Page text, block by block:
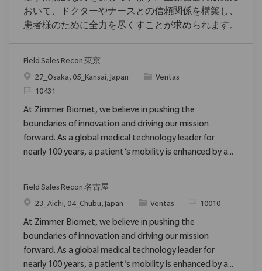
おいて、ドクターやナースとの信頼関係を構築し、
患者様のために全力を尽くすことが求められます。
Field Sales Recon 東京
Ubicación
27_Osaka, 05_Kansai, Japan Categoría
Ventas
ReqId10431
At Zimmer Biomet, we believe in pushing the
boundaries of innovation and driving our mission
forward. As a global medical technology leader for
nearly 100 years, a patient’s mobility is enhanced by a...
Field Sales Recon 名古屋
Ubicación
23_Aichi, 04_Chubu, Japan Categoría
Ventas ReqId10010
At Zimmer Biomet, we believe in pushing the
boundaries of innovation and driving our mission
forward. As a global medical technology leader for
nearly 100 years, a patient’s mobility is enhanced by a...